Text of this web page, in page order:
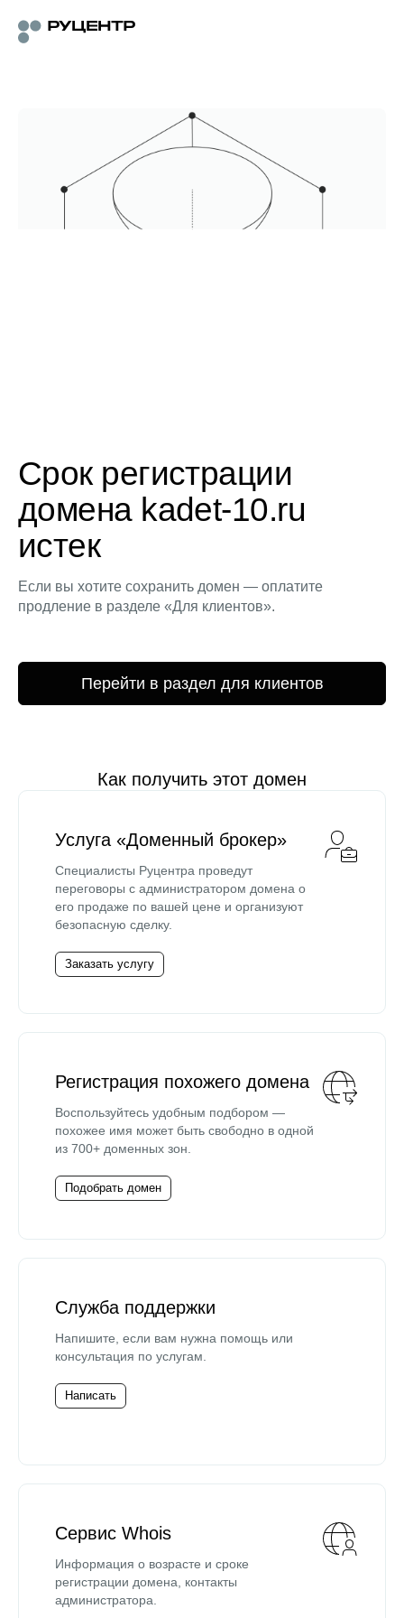
Срок регистрации
домена kadet-10.ru
истек
Если вы хотите сохранить домен — оплатите
продление в разделе «Для клиентов».
Перейти в раздел для клиентов
Как получить этот домен
Услуга «Доменный брокер»
Специалисты Руцентра проведут
переговоры с администратором домена о
его продаже по вашей цене и организуют
безопасную сделку.
Заказать услугу
Регистрация похожего домена
Воспользуйтесь удобным подбором —
похожее имя может быть свободно в одной
из 700+ доменных зон.
Подобрать домен
Служба поддержки
Напишите, если вам нужна помощь или
консультация по услугам.
Написать
Сервис Whois
Информация о возрасте и сроке
регистрации домена, контакты
администратора.